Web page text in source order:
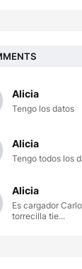
Alicia
Tengo los datos
Alicia
Tengo todos los
Alicia
Es cargador
torrecilla tie...